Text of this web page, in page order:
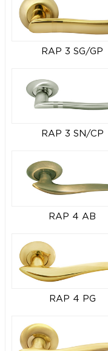
RAP 3 SG/GP
RAP 3 SN/CP
RAP 4 AB
RAP 4 PG